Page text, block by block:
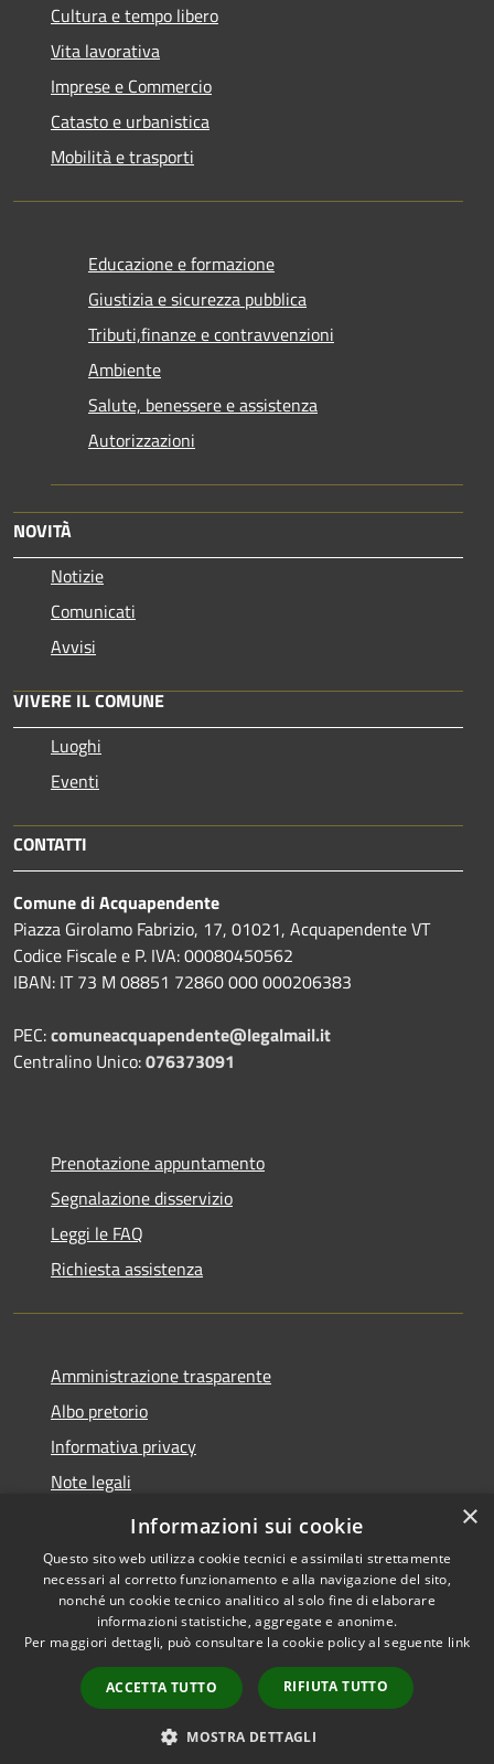
Cultura e tempo libero
Vita lavorativa
Imprese e Commercio
Catasto e urbanistica
Mobilità e trasporti
Educazione e formazione
Giustizia e sicurezza pubblica
Tributi,finanze e contravvenzioni
Ambiente
Salute, benessere e assistenza
Autorizzazioni
NOVITÀ
Notizie
Comunicati
Avvisi
VIVERE IL COMUNE
Luoghi
Eventi
CONTATTI
Comune di Acquapendente
Piazza Girolamo Fabrizio, 17, 01021, Acquapendente VT
Codice Fiscale e P. IVA: 00080450562
IBAN: IT 73 M 08851 72860 000 000206383
PEC:comuneacquapendente@legalmail.it
Centralino Unico:076373091
Prenotazione appuntamento
Segnalazione disservizio
Leggi le FAQ
Richiesta assistenza
Amministrazione trasparente
Albo pretorio
Informativa privacy
Note legali
Dichiarazione di accessibilità
Accessibilità
Copyright © 2026 • Comune di
Acquapendente • Powered by
Municipium•
Accesso
redazione
×
Informazioni sui cookie
Questo sito web utilizza cookie tecnici e assimilati strettamente
necessari al corretto funzionamento e alla navigazione del sito,
nonché un cookie tecnico analitico al solo fine di elaborare
informazioni statistiche, aggregate e anonime.
Per maggiori dettagli, può consultare la cookie policy al seguente link
ACCETTA TUTTO RIFIUTA TUTTO
MOSTRA DETTAGLI